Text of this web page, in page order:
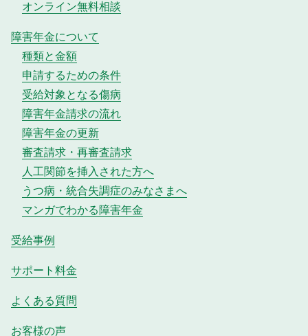
オンライン無料相談
障害年金について
種類と金額
申請するための条件
受給対象となる傷病
障害年金請求の流れ
障害年金の更新
審査請求・再審査請求
人工関節を挿入された方へ
うつ病・統合失調症のみなさまへ
マンガでわかる障害年金
受給事例
サポート料金
よくある質問
お客様の声